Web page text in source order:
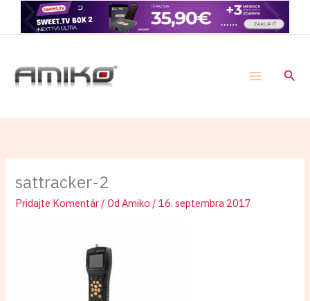
Preskočiť
sattracker-2
Pridajte Komentár / Od Amiko /16. septembra 2017